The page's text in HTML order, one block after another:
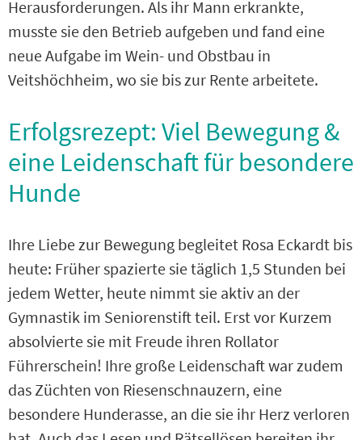
Herausforderungen. Als ihr Mann erkrankte,
musste sie den Betrieb aufgeben und fand eine
neue Aufgabe im Wein- und Obstbau in
Veitshöchheim, wo sie bis zur Rente arbeitete.
Erfolgsrezept: Viel Bewegung &
eine Leidenschaft für besondere
Hunde
Ihre Liebe zur Bewegung begleitet Rosa Eckardt bis
heute: Früher spazierte sie täglich 1,5 Stunden bei
jedem Wetter, heute nimmt sie aktiv an der
Gymnastik im Seniorenstift teil. Erst vor Kurzem
absolvierte sie mit Freude ihren Rollator
Führerschein! Ihre große Leidenschaft war zudem
das Züchten von Riesenschnauzern, eine
besondere Hunderasse, an die sie ihr Herz verloren